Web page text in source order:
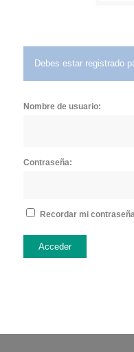
Debes estar registrado
Nombre de usuario:
Contraseña:
Recordar mi contraseña
Acceder